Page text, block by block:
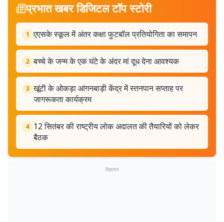
प्रभात खबर डिजिटल टॉप स्टोरी
1 एएसके स्कूल में अंतर कक्षा फुटबॉल प्रतियोगिता का समापन
2 बच्चे के जन्म के एक घंटे के अंदर मां दूध देना आवश्यक
3 खूंटी के ओकड़ा आंगनबाड़ी केंद्र में स्तनपान सप्ताह पर
जागरूकता कार्यक्रम
4 12 सितंबर की राष्ट्रीय लोक अदालत की तैयारियों को लेकर
बैठक
विज्ञापन